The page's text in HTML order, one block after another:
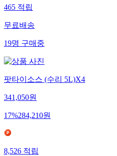
465 적립
무료배송
19명 구매중
팟타이소스 (수리 5L)X4
341,050원
17%284,210원
8,526 적립